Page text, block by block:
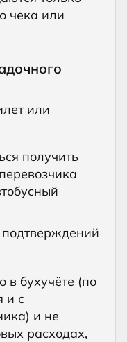
чека или
или
получить
подтверждений
в бухучёте (по
и с
и не
расходах,